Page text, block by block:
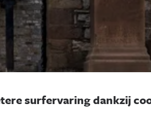
surfervaring dankzij